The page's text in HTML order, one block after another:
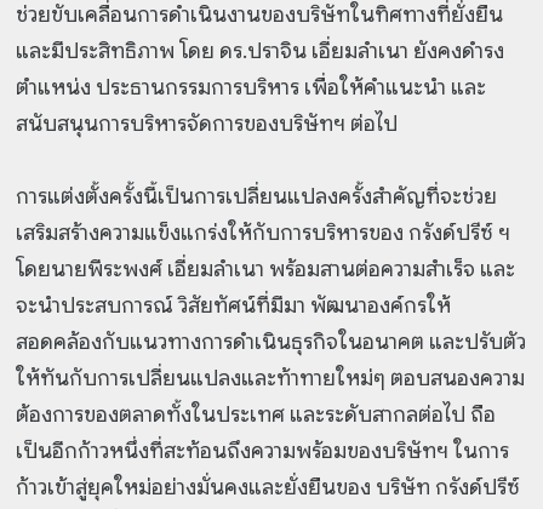
ช่วยขับเคลื่อนการดำเนินงานของบริษัทในทิศทางที่ยั่งยืน
และมีประสิทธิภาพ โดย ดร.ปราจิน เอี่ยมลำเนา ยังคงดำรง
ตำแหน่ง ประธานกรรมการบริหาร เพื่อให้คำแนะนำ และ
สนับสนุนการบริหารจัดการของบริษัทฯ ต่อไป
การแต่งตั้งครั้งนี้เป็นการเปลี่ยนแปลงครั้งสำคัญที่จะช่วย
เสริมสร้างความแข็งแกร่งให้กับการบริหารของ กรังด์ปรีซ์ ฯ
โดยนายพีระพงศ์ เอี่ยมลำเนา พร้อมสานต่อความสำเร็จ และ
จะนำประสบการณ์ วิสัยทัศน์ที่มีมา พัฒนาองค์กรให้
สอดคล้องกับแนวทางการดำเนินธุรกิจในอนาคต และปรับตัว
ให้ทันกับการเปลี่ยนแปลงและท้าทายใหม่ๆ ตอบสนองความ
ต้องการของตลาดทั้งในประเทศ และระดับสากลต่อไป ถือ
เป็นอีกก้าวหนึ่งที่สะท้อนถึงความพร้อมของบริษัทฯ ในการ
ก้าวเข้าสู่ยุคใหม่อย่างมั่นคงและยั่งยืนของ บริษัท กรังด์ปรีซ์